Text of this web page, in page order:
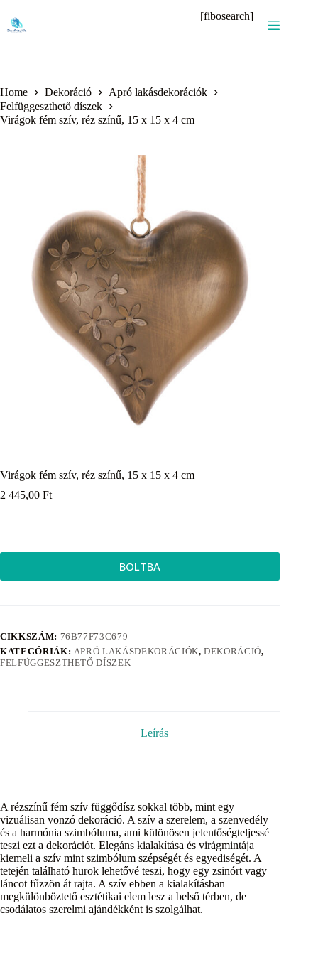
content
[fibosearch]
Home Dekoráció
Apró lakásdekorációk
Felfüggeszthető díszek
Virágok fém szív, réz színű, 15 x 15 x 4 cm
Virágok fém szív, réz színű, 15 x 15 x 4 cm
2 445,00 Ft
BOLTBA
CIKKSZÁM: 76B77F73C679
KATEGÓRIÁK: APRÓ LAKÁSDEKORÁCIÓK,DEKORÁCIÓ,
FELFÜGGESZTHETŐ DÍSZEK
Leírás
A rézszínű fém szív függődísz sokkal több, mint egy
vizuálisan vonzó dekoráció. A szív a szerelem, a szenvedély
és a harmónia szimbóluma, ami különösen jelentőségteljessé
teszi ezt a dekorációt. Elegáns kialakítása és virágmintája
kiemeli a szív mint szimbólum szépségét és egyediségét. A
tetején található hurok lehetővé teszi, hogy egy zsinórt vagy
láncot fűzzön át rajta. A szív ebben a kialakításban
megkülönböztető esztétikai elem lesz a belső térben, de
csodálatos szerelmi ajándékként is szolgálhat.